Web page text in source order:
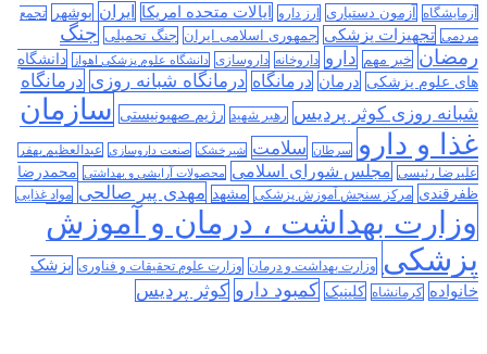
آزمایشگاه آزمون دستیاری ارز دارو ایالات متحده امریکا ایران بوشهر
تجمع
مردمی تجهیزات پزشکی جمهوری اسلامی ایران جنگ تحمیلی جنگ
رمضان خبر مهم دارو داروخانه داروسازی دانشگاه علوم پزشکی اهواز
دانشگاه
های علوم پزشکی درمان درمانگاه درمانگاه شبانه روزی درمانگاه
شبانه روزی کوثر پردیس رهبر شهید رژیم صهیونیستی سازمان
غذا و دارو
سرطان سلامت شیرخشک صنعت داروسازی عبدالعظیم بهفر
علیرضا رئیسی مجلس شورای اسلامی محصولات آرایشی و بهداشتی محمدرضا
ظفرقندی مرکز سنجش آموزش پزشکی مشهد مهدی پیر صالحی مواد غذایی
وزارت بهداشت ، درمان و آموزش
پزشکی وزارت بهداشت و درمان وزارت علوم تحقیقات و فناوری پزشک
خانواده کرمانشاه کلینیک کمبود دارو کوثر پردیس